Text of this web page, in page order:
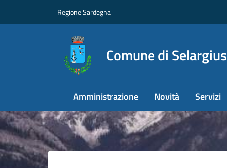
Regione Sardegna
Comune di Selargius
Amministrazione Novità Servizi